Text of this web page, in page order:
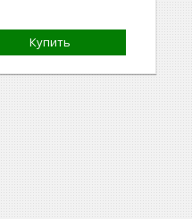
Купить